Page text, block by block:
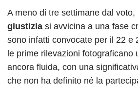
A meno di tre settimane dal voto,
giustizia si avvicina a una fase
sono infatti convocate per il 22 e
le prime rilevazioni fotograficano
ancora fluida, con una
che non ha definito né la